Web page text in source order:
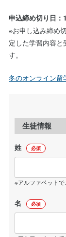
申込締め切り日
※お申し込み締め
定した学習内容と
す。
冬のオンライン留
生徒情報
姓 必須
※アルファベット
名 必須